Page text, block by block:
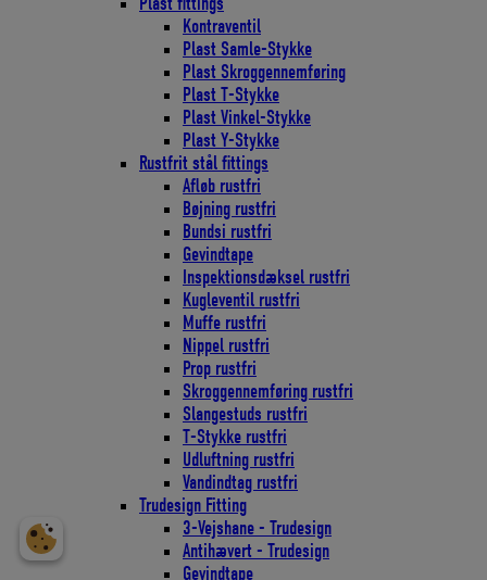
Kontraventil
Plast Samle-Stykke
Plast Skroggennemføring
Plast T-Stykke
Plast Vinkel-Stykke
Plast Y-Stykke
Rustfrit stål fittings
Afløb rustfri
Bøjning rustfri
Bundsi rustfri
Gevindtape
Inspektionsdæksel rustfri
Kugleventil rustfri
Muffe rustfri
Nippel rustfri
Prop rustfri
Skroggennemføring rustfri
Slangestuds rustfri
T-Stykke rustfri
Udluftning rustfri
Vandindtag rustfri
Trudesign Fitting
3-Vejshane - Trudesign
Antihævert - Trudesign
Gevindtape